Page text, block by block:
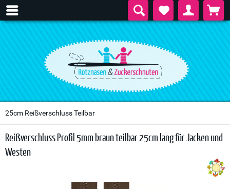
25cm Reißverschluss Teilbar
Reißverschluss Profil 5mm braun teilbar 25cm lang für Jacken und
Westen